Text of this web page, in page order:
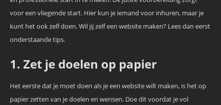
voor een vliegende start. Hier kun je iemand voor inhuren, maar je
kunt het ook zelf doen. Wil jij zelf een website maken? Lees dan eerst
onderstaande tips.
1. Zet je doelen op papier
Het eerste dat je moet doen als je een website wilt maken, is het op
papier zetten van je doelen en wensen. Doe dit voordat je vol